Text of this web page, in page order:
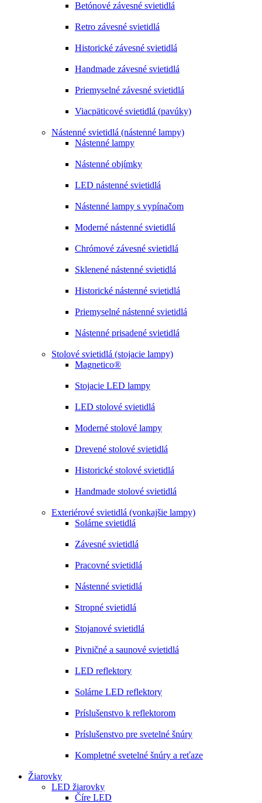
Betónové závesné svietidlá
Retro závesné svietidlá
Historické závesné svietidlá
Handmade závesné svietidlá
Priemyselné závesné svietidlá
Viacpäticové svietidlá (pavúky)
Nástenné svietidlá (nástenné lampy)
Nástenné lampy
Nástenné objímky
LED nástenné svietidlá
Nástenné lampy s vypínačom
Moderné nástenné svietidlá
Chrómové závesné svietidlá
Sklenené nástenné svietidlá
Historické nástenné svietidlá
Priemyselné nástenné svietidlá
Nástenné prisadené svietidlá
Stolové svietidlá (stojacie lampy)
Magnetico®
Stojacie LED lampy
LED stolové svietidlá
Moderné stolové lampy
Drevené stolové svietidlá
Historické stolové svietidlá
Handmade stolové svietidlá
Exteriérové svietidlá (vonkajšie lampy)
Solárne svietidlá
Závesné svietidlá
Pracovné svietidlá
Nástenné svietidlá
Stropné svietidlá
Stojanové svietidlá
Pivničné a saunové svietidlá
LED reflektory
Solárne LED reflektory
Príslušenstvo k reflektorom
Príslušenstvo pre svetelné šnúry
Kompletné svetelné šnúry a reťaze
Žiarovky
LED žiarovky
Číre LED